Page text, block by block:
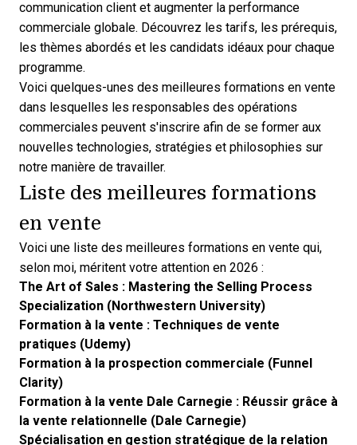
communication client et augmenter la performance
commerciale globale. Découvrez les tarifs, les prérequis,
les thèmes abordés et les candidats idéaux pour chaque
programme.
Voici quelques-unes des meilleures formations en vente
dans lesquelles les responsables des opérations
commerciales peuvent s'inscrire afin de se former aux
nouvelles technologies, stratégies et philosophies sur
notre manière de travailler.
Liste des meilleures formations
en vente
Voici une liste des meilleures formations en vente qui,
selon moi, méritent votre attention en 2026 :
The Art of Sales : Mastering the Selling Process
Specialization (Northwestern University)
Formation à la vente : Techniques de vente
pratiques (Udemy)
Formation à la prospection commerciale (Funnel
Clarity)
Formation à la vente Dale Carnegie : Réussir grâce à
la vente relationnelle (Dale Carnegie)
Spécialisation en gestion stratégique de la relation